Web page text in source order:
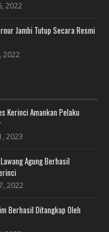
2022
Jambi Tutup Secara Resmi
2022
Kerinci Amankan Pelaku
2023
Agung Berhasil
2022
Berhasil Ditangkap Oleh